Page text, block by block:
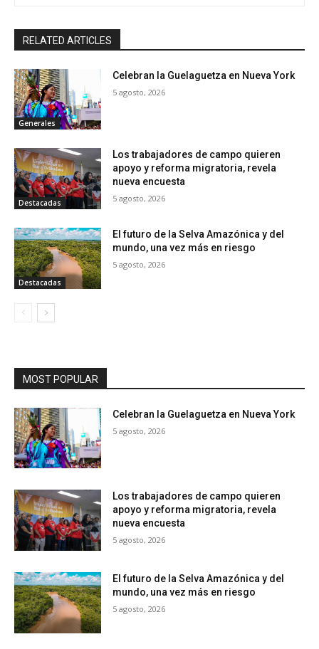
RELATED ARTICLES
Generales
Celebran la Guelaguetza en Nueva York
5 agosto, 2026
Destacadas
Los trabajadores de campo quieren
apoyo y reforma migratoria, revela
nueva encuesta
5 agosto, 2026
Destacadas
El futuro de la Selva Amazónica y del
mundo, una vez más en riesgo
5 agosto, 2026
MOST POPULAR
Celebran la Guelaguetza en Nueva York
5 agosto, 2026
Los trabajadores de campo quieren
apoyo y reforma migratoria, revela
nueva encuesta
5 agosto, 2026
El futuro de la Selva Amazónica y del
mundo, una vez más en riesgo
5 agosto, 2026